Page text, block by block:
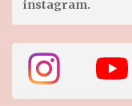
instagram.